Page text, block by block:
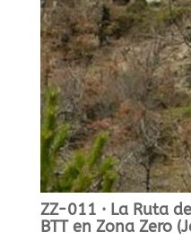
ZZ-011 · La Ruta
BTT en Zona Zero